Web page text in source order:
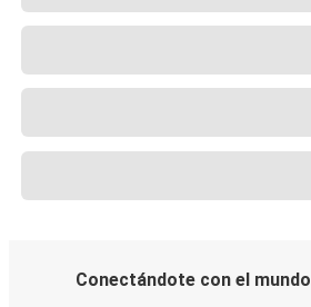
Conectándote con el mundo